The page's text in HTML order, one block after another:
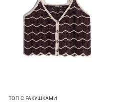
ТОП С РАКУШКАМИ